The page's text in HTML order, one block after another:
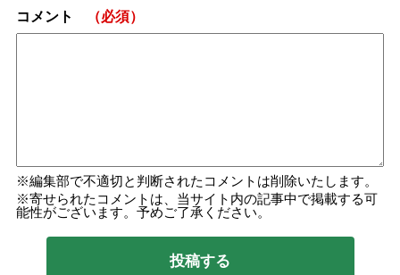
コメント （必須）
編集部で不適切と判断されたコメントは削除いたします。
寄せられたコメントは、当サイト内の記事中で掲載する可
能性がございます。予めご了承ください。